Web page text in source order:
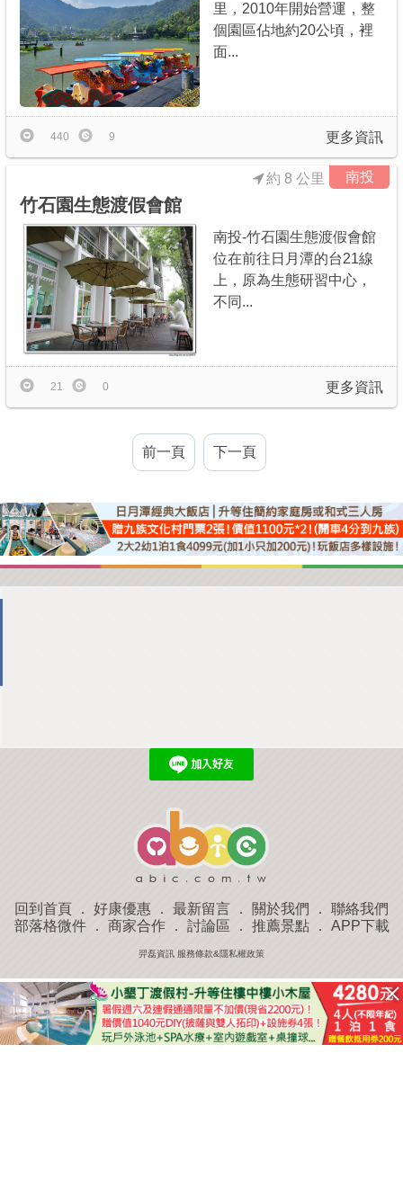
里，2010年開始營運，整
個園區佔地約20公頃，裡
面...
更多資訊
440 9
南投
約 8 公里
竹石園生態渡假會館
南投-竹石園生態渡假會館
位在前往日月潭的台21線
上，原為生態研習中心，
不同...
更多資訊
21 0
前一頁 下一頁
回到首頁 ． 好康優惠 ． 最新留言 ． 關於我們 ． 聯絡我們
部落格微件． 商家合作． 討論區 ． 推薦景點． APP下載
羿磊資訊 服務條款&隱私權政策